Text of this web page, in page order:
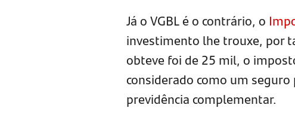
Já o VGBL é o contrário, o
investimento lhe trouxe, por
obteve foi de 25 mil, o
considerado como um
previdência complementar.